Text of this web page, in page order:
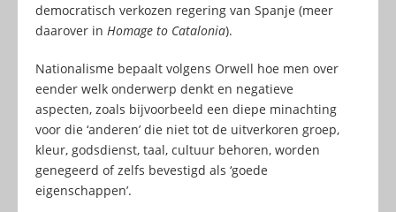
democratisch verkozen regering van Spanje (meer
daarover in Homage to Catalonia).
Nationalisme bepaalt volgens Orwell hoe men over
eender welk onderwerp denkt en negatieve
aspecten, zoals bijvoorbeeld een diepe minachting
voor die ‘anderen’ die niet tot de uitverkoren groep,
kleur, godsdienst, taal, cultuur behoren, worden
genegeerd of zelfs bevestigd als ‘goede
eigenschappen’.